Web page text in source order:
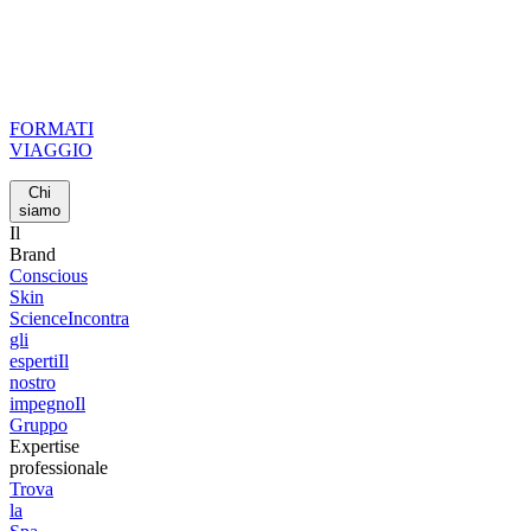
FORMATI
VIAGGIO
Chi
siamo
Il
Brand
Conscious
Skin
ScienceIncontra
gli
espertiIl
nostro
impegnoIl
Gruppo
Expertise
professionale
Trova
la